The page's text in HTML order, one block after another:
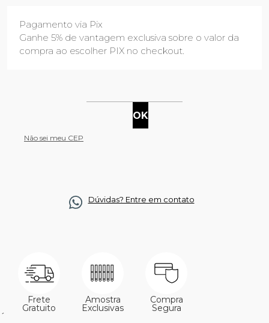
Pagamento via Pix
Ganhe 5% de vantagem exclusiva sobre o valor da
compra ao escolher PIX no checkout.
Não sei meu CEP
Dúvidas? Entre em contato
Frete
Gratuito
Amostra
Exclusivas
Compra
Segura
´